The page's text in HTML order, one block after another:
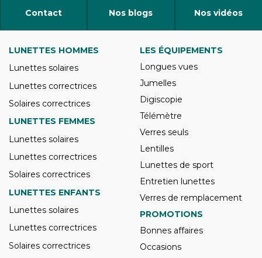
Contact Nos blogs Nos vidéos
LUNETTES HOMMES
Lunettes solaires
Lunettes correctrices
Solaires correctrices
LUNETTES FEMMES
Lunettes solaires
Lunettes correctrices
Solaires correctrices
LUNETTES ENFANTS
Lunettes solaires
Lunettes correctrices
Solaires correctrices
LES ÉQUIPEMENTS
Longues vues
Jumelles
Digiscopie
Télémètre
Verres seuls
Lentilles
Lunettes de sport
Entretien lunettes
Verres de remplacement
PROMOTIONS
Bonnes affaires
Occasions